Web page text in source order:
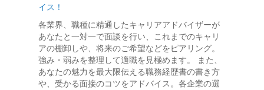
イス！
各業界、職種に精通したキャリアアドバイザーが
あなたと一対一で面談を行い、これまでのキャリ
アの棚卸しや、将来のご希望などをピアリング。
強み・弱みを整理して適職を見極めます。 また、
あなたの魅力を最大限伝える職務経歴書の書き方
や、受かる面接のコツをアドバイス。各企業の選